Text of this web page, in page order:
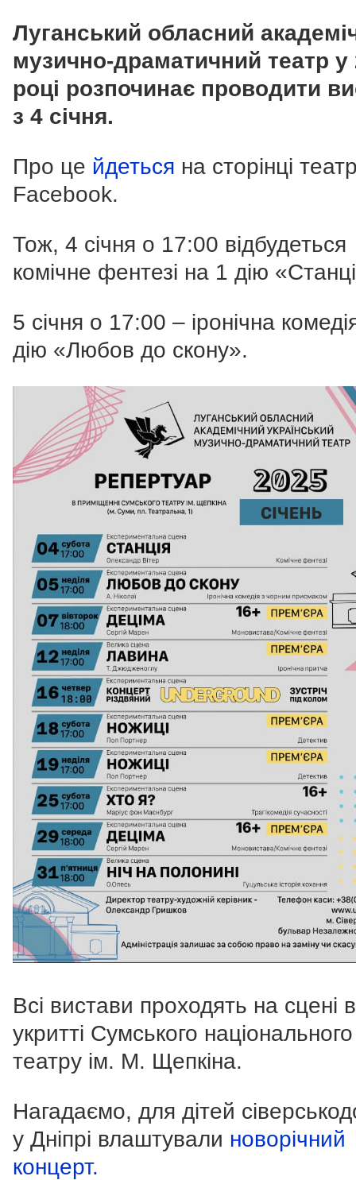
Луганський обласний
музично-драматичний театр у
році розпочинає проводити
з 4 січня.
Про це йдеться на сторінці
Facebook.
Тож, 4 січня о 17:00 відбудеться
комічне фентезі на 1 дію
5 січня о 17:00 – іронічна
дію «Любов до скону».
Всі вистави проходять на сцені в
укритті Сумського національного
театру ім. М. Щепкіна.
Нагадаємо, для дітей
у Дніпрі влаштували новорічний
концерт.